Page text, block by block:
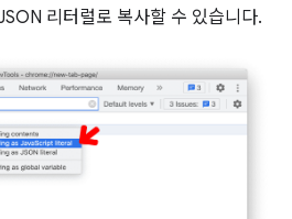
리터럴로 복사할 수 있습니다.